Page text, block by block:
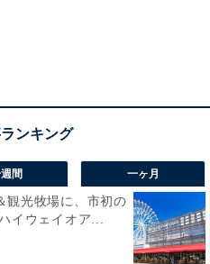
培ったノウハウやデータが
利きに力を入れているから
させてはいけないという強
るもの。両者の考えが一致
間 一ヶ月
観光牧場に、市初の
イウェイオア...